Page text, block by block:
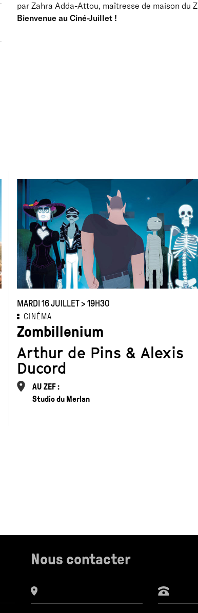
par Zahra Adda-Attou, maîtresse de maison du
Bienvenue au Ciné-Juillet !
MARDI 16 JUILLET > 19H30
CINÉMA
Zombillenium
Arthur de Pins & Alexis
Ducord
AU ZEF :
Studio du Merlan
Nous contacter